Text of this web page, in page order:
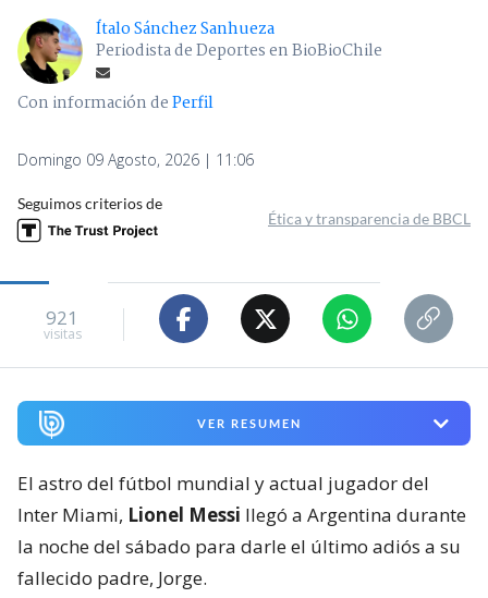
Ítalo Sánchez Sanhueza
Periodista de Deportes en BioBioChile
Con información dePerfil
Domingo 09 Agosto, 2026 | 11:06
Seguimos criterios de
Ética y transparencia de BBCL
921
visitas
VER RESUMEN
El astro del fútbol mundial y actual jugador del
Inter Miami, Lionel Messi llegó a Argentina durante
la noche del sábado para darle el último adiós a su
fallecido padre, Jorge.